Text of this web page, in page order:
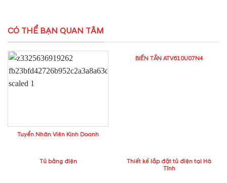
CÓ THỂ BẠN QUAN TÂM
Tuyển Nhân Viên Kinh Doanh
BIẾN TẦN ATV610U07N4
Tủ bảng điện
Thiết kế lắp đặt tủ điện tại Hà
Tĩnh